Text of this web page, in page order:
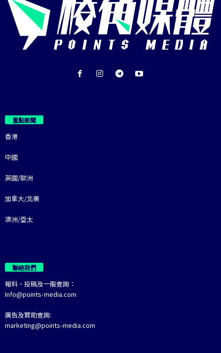
重點新聞
香港
中國
英國/歐洲
加拿大/北美
澳洲/亞太
聯絡我們
報料、投稿及一般查詢：
Info@points-media.com
廣告及贊助查詢:
marketing@points-media.com